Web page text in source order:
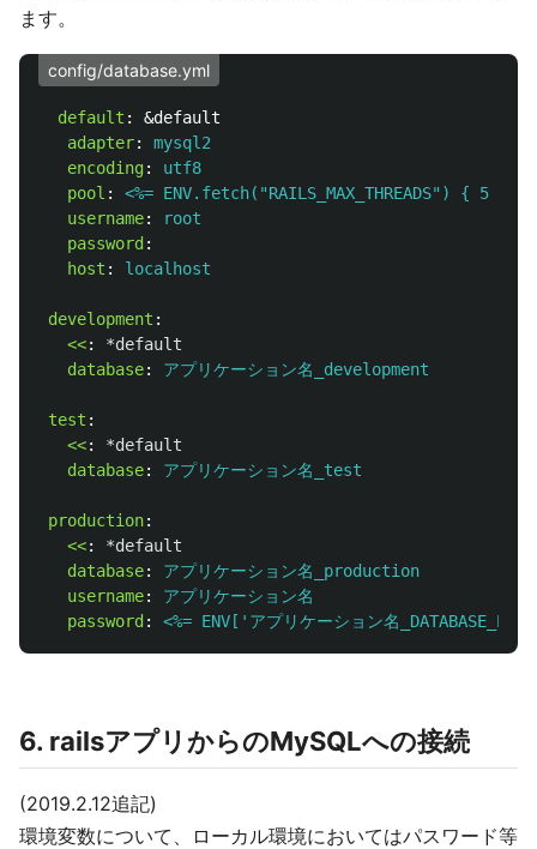
ます。
config/database.yml
default :
&default
adapter:
mysql2
encoding:
utf8
pool :
<%= ENV.fetch("RAILS_MAX_THREADS") { 5 } %>
username:
root
password :
host : localhost
development :
<<:
*default
database: アプリケーション名_development
test :
<<:
*default
database: アプリケーション名_test
production:
<<:
*default
database:
アプリケーション名_production
username:
アプリケーション名
password : <%= ENV['アプリケーション名
6. railsアプリからのMySQLへの接続
(2019.2.12追記)
環境変数について、ローカル環境においてはパスワード等